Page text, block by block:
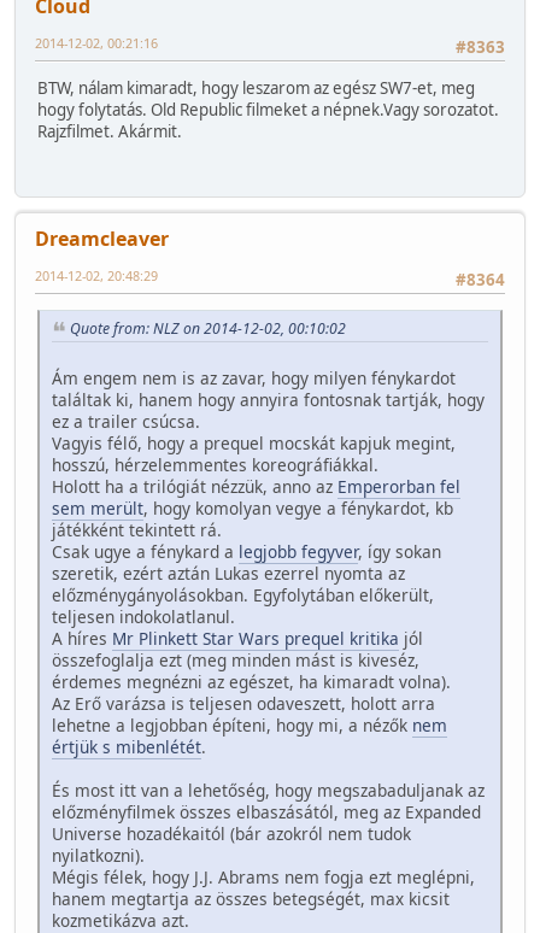
Cloud
#8363
2014-12-02, 00:21:16
BTW, nálam kimaradt, hogy leszarom az egész SW7-et, meg
hogy folytatás. Old Republic filmeket a népnek.Vagy sorozatot.
Rajzfilmet. Akármit.
Dreamcleaver
#8364
2014-12-02, 20:48:29
Quote from: NLZ on 2014-12-02, 00:10:02
Ám engem nem is az zavar, hogy milyen fénykardot
találtak ki, hanem hogy annyira fontosnak tartják, hogy
ez a trailer csúcsa.
Vagyis félő, hogy a prequel mocskát kapjuk megint,
hosszú, hérzelemmentes koreográfiákkal.
Holott ha a trilógiát nézzük, anno az Emperorban fel
sem merült, hogy komolyan vegye a fénykardot, kb
játékként tekintett rá.
Csak ugye a fénykard a legjobb fegyver, így sokan
szeretik, ezért aztán Lukas ezerrel nyomta az
előzménygányolásokban. Egyfolytában előkerült,
teljesen indokolatlanul.
A híres Mr Plinkett Star Wars prequel kritika jól
összefoglalja ezt (meg minden mást is kiveséz,
érdemes megnézni az egészet, ha kimaradt volna).
Az Erő varázsa is teljesen odaveszett, holott arra
lehetne a legjobban építeni, hogy mi, a nézők nem
értjük s mibenlétét.
És most itt van a lehetőség, hogy megszabaduljanak az
előzményfilmek összes elbaszásától, meg az Expanded
Universe hozadékaitól (bár azokról nem tudok
nyilatkozni).
Mégis félek, hogy J.J. Abrams nem fogja ezt meglépni,
hanem megtartja az összes betegségét, max kicsit
kozmetikázva azt.